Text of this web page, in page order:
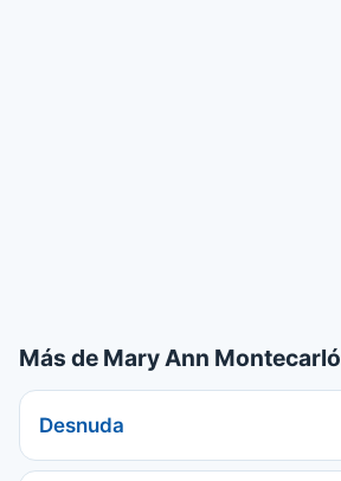
Más de Mary Ann Montecarló
Desnuda